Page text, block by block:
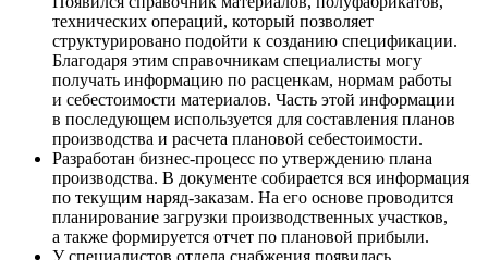
технических операций, который позволяет
структурировано подойти к созданию спецификации.
Благодаря этим справочникам специалисты могу
получать информацию по расценкам, нормам работы
и себестоимости материалов. Часть этой информации
в последующем используется для составления планов
производства и расчета плановой себестоимости.
Разработан бизнес-процесс по утверждению плана
производства. В документе собирается вся информация
по текущим наряд-заказам. На его основе проводится
планирование загрузки производственных участков,
а также формируется отчет по плановой прибыли.
У специалистов отдела снабжения появилась